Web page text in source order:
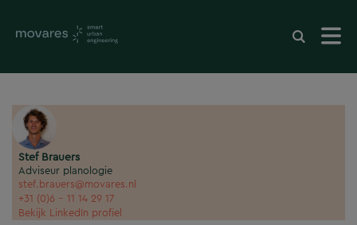
Stef Brauers
Adviseur planologie
stef.brauers@movares.nl
+31 (0)6 - 11 14 29 17
Bekijk LinkedIn profiel